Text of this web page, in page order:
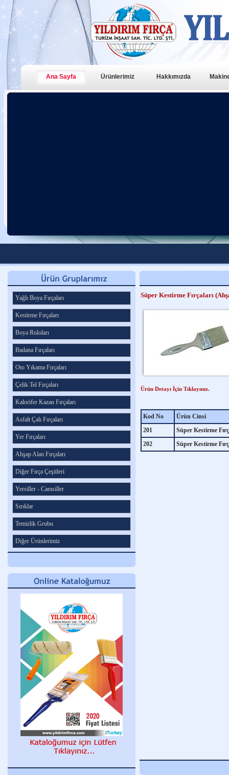
Ana Sayfa Ürünlerimiz Hakkımızda
Yağlı Boya Fırçaları
Kestirme Fırçaları
Boya Ruloları
Badana Fırçaları
Oto Yıkama Fırçaları
Çelik Tel Fırçaları
Kalorifer Kazan Fırçaları
Asfalt Çalı Fırçaları
Yer Fırçaları
Ahşap Alan Fırçaları
Diğer Fırça Çeşitleri
Yersiller - Camsiller
Sırıklar
Temizlik Grubu
Diğer Ürünlerimiz
Süper Kestirme Fırçaları
Ürün Detayı İçin Tıklayınız.
Kod No
Ürün Cinsi
201
Süper Kestirme
202
Süper Kestirme